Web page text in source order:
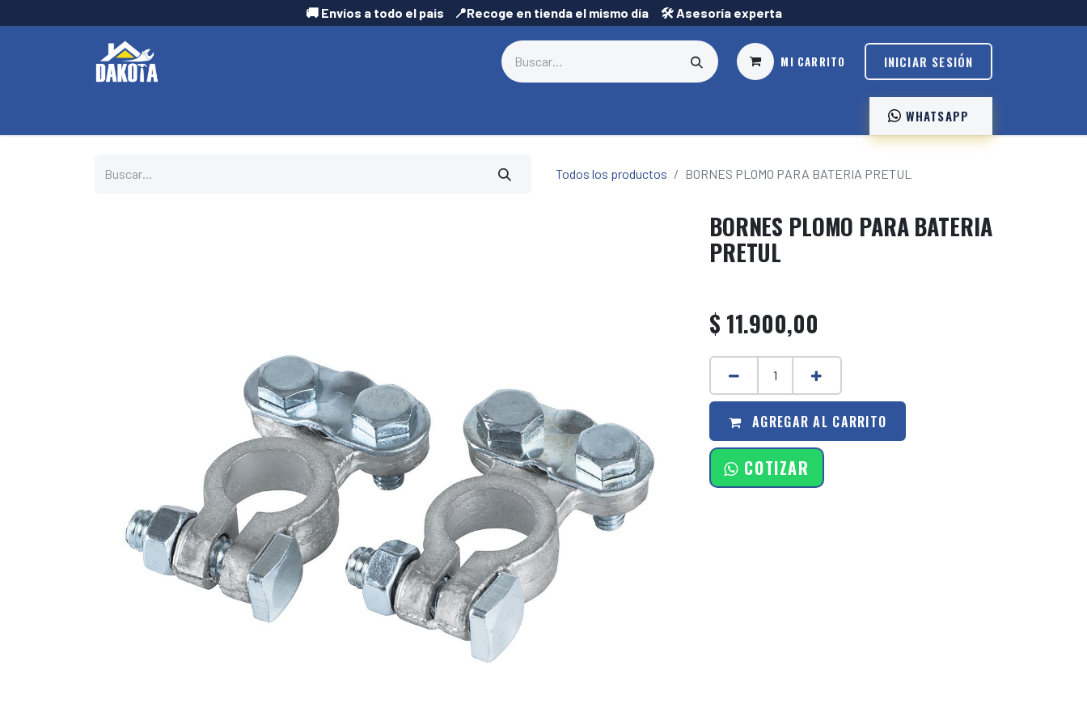
🚚 Envíos a todo el pais 📍Recoge en tienda el mismo día 🛠️ Asesoría experta
MI CARRITO INICIAR SESIÓN
WHATSAPP ️
Todos los productos BORNES PLOMO PARA BATERIA PRETUL
BORNES PLOMO PARA BATERIA
PRETUL
$ 11.900,00
AGREGAR AL CARRITO
COTIZAR